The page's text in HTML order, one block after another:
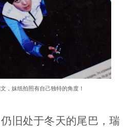
，妹纸拍照有自己独特的角度！
旧处于冬天的尾巴，瑞